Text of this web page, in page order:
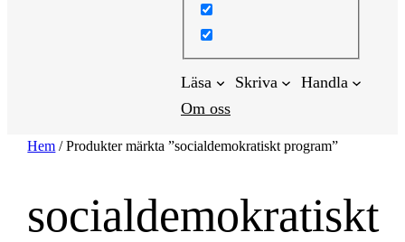
Läsa Skriva
Handla
Om oss
Hem / Produkter märkta ”socialdemokratiskt program”
socialdemokratiskt